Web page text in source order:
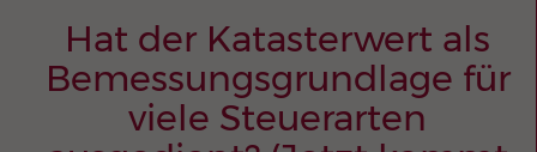
Hat der Katasterwert als
Bemessungsgrundlage für
viele Steuerarten